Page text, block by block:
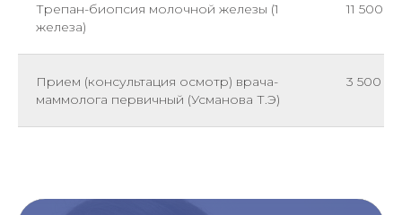
Трепан-биопсия молочной железы (1
железа)
11 500
Прием (консультация осмотр) врача-
маммолога первичный (Усманова Т.Э)
3 500